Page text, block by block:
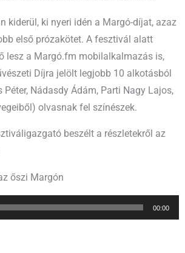
kiderül, ki nyeri idén a Margó-díjat, azaz
első prózakötet. A fesztivál alatt
lesz a Margó.fm mobilalkalmazás is,
Díjra jelölt legjobb 10 alkotásból
Péter, Nádasdy Ádám, Parti Nagy Lajos,
olvasnak fel színészek.
beszélt a részletekről az
őszi Margón
00:00